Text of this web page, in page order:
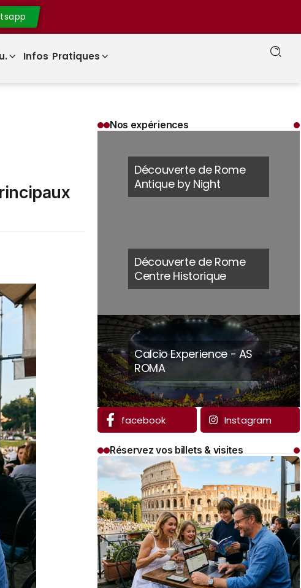
Infos Pratiques
Nos expériences
Découverte de Rome
Antique by Night
Découverte de Rome
Centre Historique
Calcio Experience - AS
ROMA
facebook Instagram
Réservez vos billets & visites